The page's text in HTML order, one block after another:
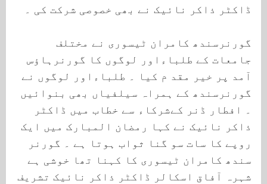
ڈاکٹر ذاکر نائیک نے بھی خصوصی شرکت کی ۔
گورنرسندھ کامران ٹیسوری نے مختلف
جامعات کے طلباءاور لوگوں کا گورنرہاﺅس
آمد پر خیر مقد م کیا ۔ طلباءاور لوگوں نے
گورنرسندھ کے ہمراہ سیلفیاں بھی بنوائیں
۔ افطار ڈنر کےشرکاء سے خطاب میں ڈاکٹر
ذاکر نائیک نے کہا رمضان المبارک میں ایک
روپے کا سات سو گنا ثواب ہوتا ہے ۔ گورنر
سندھ کامران ٹیسوری کا کہنا تھا خوشی ہے
شہرہ آفاق اسکالر ڈاکٹر ذاکر نائیک تشریف